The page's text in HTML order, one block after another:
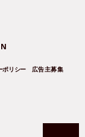
ポリシー 広告主募集